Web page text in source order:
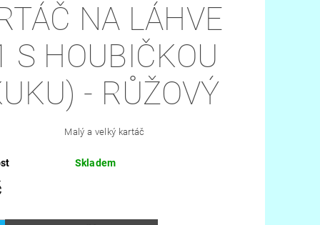
VĚRNOSTNÍ PROGRAMNA LÁHVE
S HOUBIČKOU
- RŮŽOVÝ
Malý a velký kartáč
Skladem